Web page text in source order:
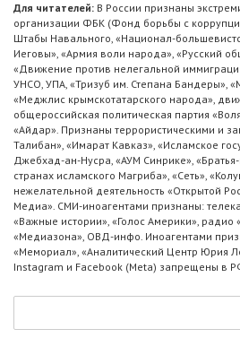
Для читателей: В России признаны
организации ФБК (Фонд борьбы с
Штабы Навального, «Национал-
Иеговы», «Армия воли народа», «Русский
«Движение против нелегальной
УНСО, УПА, «Тризуб им. Степана Бандеры»,
«Меджлис крымскотатарского народа»,
общероссийская политическая партия
«Айдар». Признаны террористическими и
Талибан», «Имарат Кавказ», «Исламское
Джебхад-ан-Нусра, «АУМ Синрике»,
странах исламского Магриба», «Сеть»,
нежелательной деятельность «Открытой
Медиа». СМИ-иноагентами признаны:
«Важные истории», «Голос Америки», радио
«Медиазона», ОВД-инфо. Иноагентами
«Мемориал», «Аналитический Центр Юрия
Instagram и Facebook (Metа) запрещены в